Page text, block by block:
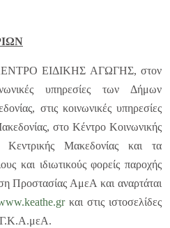
ΚΕΝΤΡΟ ΕΙΔΙΚΗΣ ΑΓΩΓΗΣ, στον
υπηρεσίες των Δήμων
στις κοινωνικές υπηρεσίες
στο Κέντρο Κοινωνικής
Κεντρικής Μακεδονίας και τα
και ιδιωτικούς φορείς παροχής
Προστασίας ΑμεΑ και αναρτάται
και στις ιστοσελίδες